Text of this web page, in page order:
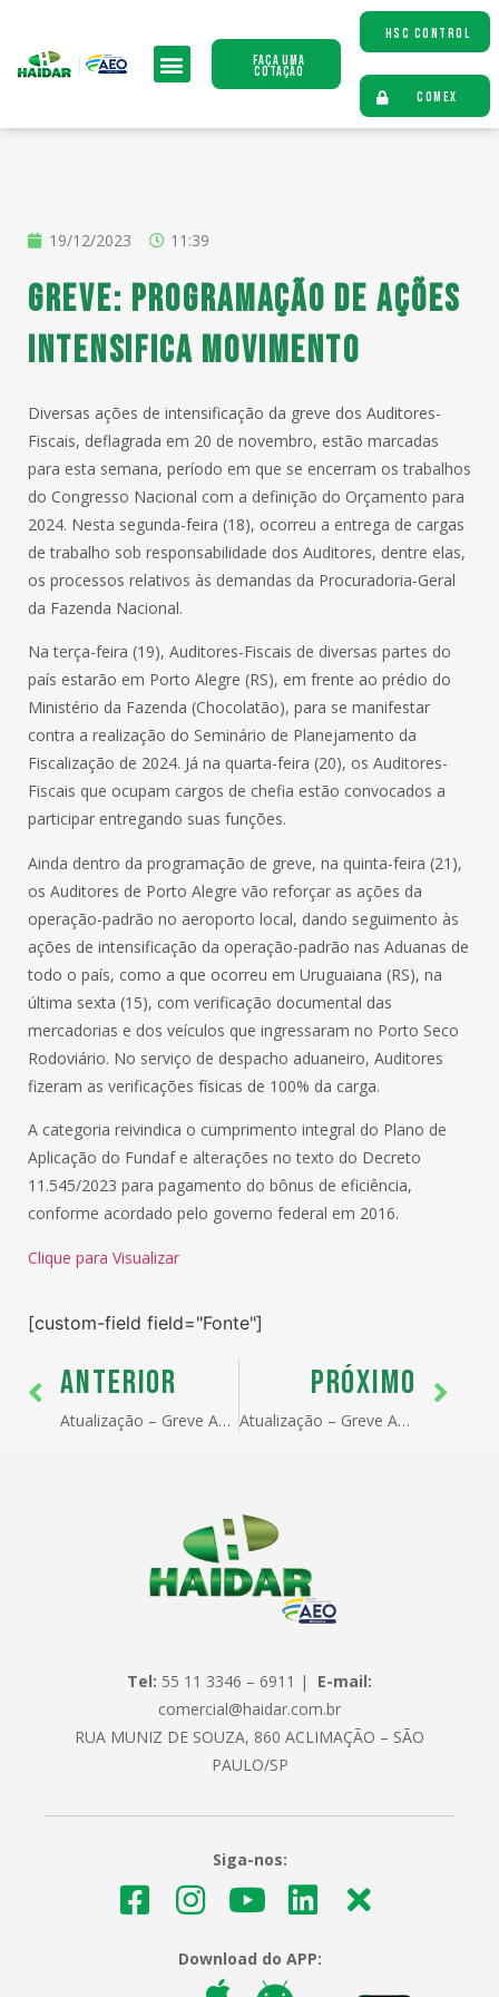
Faça uma
Cotação
HSC CONTROL
COMEX
19/12/2023 11:39
Greve: programação de ações
intensifica movimento
Diversas ações de intensificação da greve dos Auditores-
Fiscais, deflagrada em 20 de novembro, estão marcadas
para esta semana, período em que se encerram os trabalhos
do Congresso Nacional com a definição do Orçamento para
2024. Nesta segunda-feira (18), ocorreu a entrega de cargas
de trabalho sob responsabilidade dos Auditores, dentre elas,
os processos relativos às demandas da Procuradoria-Geral
da Fazenda Nacional.
Na terça-feira (19), Auditores-Fiscais de diversas partes do
país estarão em Porto Alegre (RS), em frente ao prédio do
Ministério da Fazenda (Chocolatão), para se manifestar
contra a realização do Seminário de Planejamento da
Fiscalização de 2024. Já na quarta-feira (20), os Auditores-
Fiscais que ocupam cargos de chefia estão convocados a
participar entregando suas funções.
Ainda dentro da programação de greve, na quinta-feira (21),
os Auditores de Porto Alegre vão reforçar as ações da
operação-padrão no aeroporto local, dando seguimento às
ações de intensificação da operação-padrão nas Aduanas de
todo o país, como a que ocorreu em Uruguaiana (RS), na
última sexta (15), com verificação documental das
mercadorias e dos veículos que ingressaram no Porto Seco
Rodoviário. No serviço de despacho aduaneiro, Auditores
fizeram as verificações físicas de 100% da carga.
A categoria reivindica o cumprimento integral do Plano de
Aplicação do Fundaf e alterações no texto do Decreto
11.545/2023 para pagamento do bônus de eficiência,
conforme acordado pelo governo federal em 2016.
Clique para Visualizar
[custom-field field="Fonte"]
ANTERIOR
Atualização – Greve Auditores Fiscais RFB – 19/12/2023
PRÓXIMO
Atualização – Greve Auditores Fiscais RFB – 20/12/2023
Tel: 55 11 3346 – 6911 | E-mail:
comercial@haidar.com.br
RUA MUNIZ DE SOUZA, 860 ACLIMAÇÃO – SÃO
PAULO/SP
Siga-nos:
Download do APP: